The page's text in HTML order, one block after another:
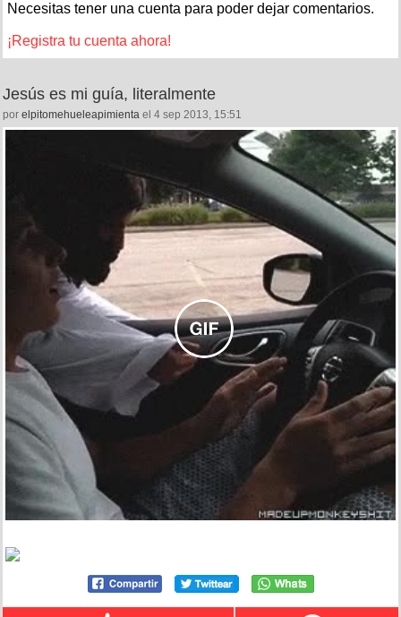
Necesitas tener una cuenta para poder dejar comentarios.
¡Registra tu cuenta ahora!
Jesús es mi guía, literalmente
por elpitomehueleapimienta el 4 sep 2013, 15:51